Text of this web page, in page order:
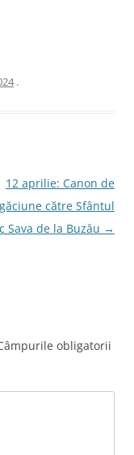
.
12 aprilie: Canon de
către Sfântul
Sava de la Buzău →
obligatorii